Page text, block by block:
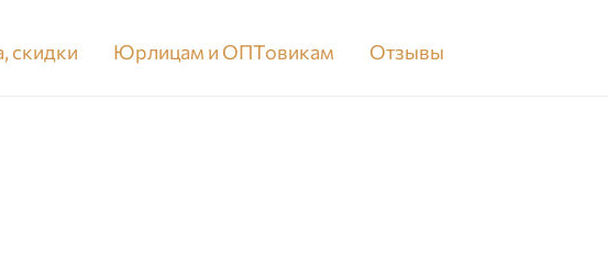
скидки Юрлицам и ОПТовикам Отзывы